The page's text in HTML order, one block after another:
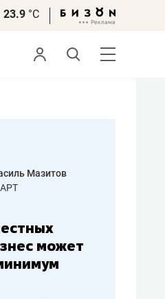
23.9 °С
Мазитов
может